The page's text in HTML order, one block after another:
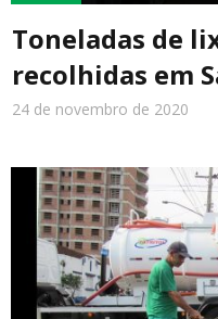
Toneladas de
recolhidas em
24 de novembro de 2020